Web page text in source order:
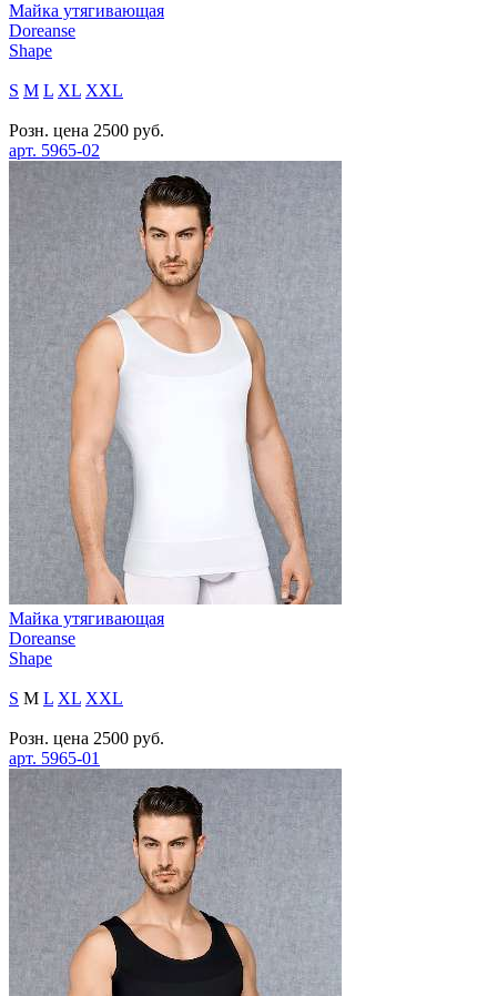
Майка утягивающая
Doreanse
Shape
S M L XL XXL
Розн. цена 2500 руб.
арт. 5965-02
Майка утягивающая
Doreanse
Shape
S M L XL XXL
Розн. цена 2500 руб.
арт. 5965-01